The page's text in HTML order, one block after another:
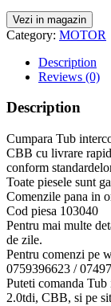
Vezi in magazin
Category: MOTOR
Description
Reviews (0)
Description
Cumpara Tub
CBB cu livrare
conform
Toate piesele sunt
Comenzile pana in
Cod piesa 103040
Pentru mai multe
de zile.
Pentru comenzi pe
0759396623 /
Puteti comanda
2.0tdi, CBB, si pe